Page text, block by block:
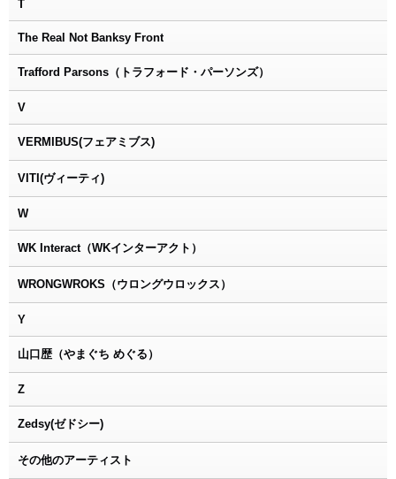
T
The Real Not Banksy Front
Trafford Parsons（トラフォード・パーソンズ）
V
VERMIBUS(フェアミブス)
VITI(ヴィーティ)
W
WK Interact（WKインターアクト）
WRONGWROKS（ウロングウロックス）
Y
山口歴（やまぐち めぐる）
Z
Zedsy(ゼドシー)
その他のアーティスト